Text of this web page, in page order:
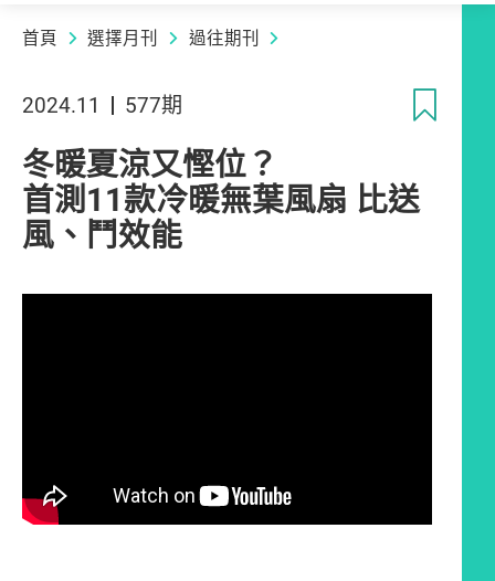
首頁 選擇月刊 過往期刊
2024.11 577期
冬暖夏涼又慳位？
首測11款冷暖無葉風扇 比送
風、鬥效能